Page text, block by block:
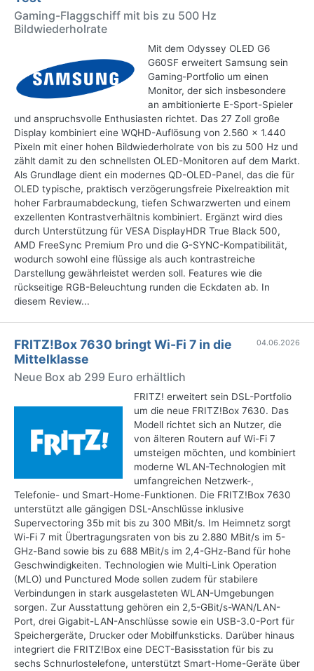
Gaming-Flaggschiff mit bis zu 500 Hz
Bildwiederholrate
Mit dem Odyssey OLED G6
G60SF erweitert Samsung sein
Gaming-Portfolio um einen
Monitor, der sich insbesondere
an ambitionierte E-Sport-Spieler
und anspruchsvolle Enthusiasten richtet. Das 27 Zoll große
Display kombiniert eine WQHD-Auflösung von 2.560 x 1.440
Pixeln mit einer hohen Bildwiederholrate von bis zu 500 Hz und
zählt damit zu den schnellsten OLED-Monitoren auf dem Markt.
Als Grundlage dient ein modernes QD-OLED-Panel, das die für
OLED typische, praktisch verzögerungsfreie Pixelreaktion mit
hoher Farbraumabdeckung, tiefen Schwarzwerten und einem
exzellenten Kontrastverhältnis kombiniert. Ergänzt wird dies
durch Unterstützung für VESA DisplayHDR True Black 500,
AMD FreeSync Premium Pro und die G-SYNC-Kompatibilität,
wodurch sowohl eine flüssige als auch kontrastreiche
Darstellung gewährleistet werden soll. Features wie die
rückseitige RGB-Beleuchtung runden die Eckdaten ab. In
diesem Review...
04.06.2026
FRITZ!Box 7630 bringt Wi-Fi 7 in die
Mittelklasse
Neue Box ab 299 Euro erhältlich
FRITZ! erweitert sein DSL-Portfolio
um die neue FRITZ!Box 7630. Das
Modell richtet sich an Nutzer, die
von älteren Routern auf Wi-Fi 7
umsteigen möchten, und kombiniert
moderne WLAN-Technologien mit
umfangreichen Netzwerk-,
Telefonie- und Smart-Home-Funktionen. Die FRITZ!Box 7630
unterstützt alle gängigen DSL-Anschlüsse inklusive
Supervectoring 35b mit bis zu 300 MBit/s. Im Heimnetz sorgt
Wi-Fi 7 mit Übertragungsraten von bis zu 2.880 MBit/s im 5-
GHz-Band sowie bis zu 688 MBit/s im 2,4-GHz-Band für hohe
Geschwindigkeiten. Technologien wie Multi-Link Operation
(MLO) und Punctured Mode sollen zudem für stabilere
Verbindungen in stark ausgelasteten WLAN-Umgebungen
sorgen. Zur Ausstattung gehören ein 2,5-GBit/s-WAN/LAN-
Port, drei Gigabit-LAN-Anschlüsse sowie ein USB-3.0-Port für
Speichergeräte, Drucker oder Mobilfunksticks. Darüber hinaus
integriert die FRITZ!Box eine DECT-Basisstation für bis zu
sechs Schnurlostelefone, unterstützt Smart-Home-Geräte über